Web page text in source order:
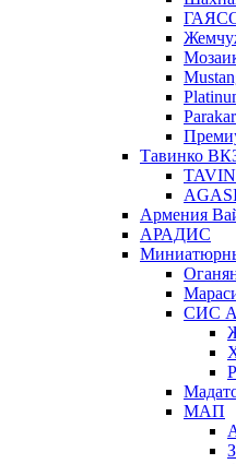
Parakar
Тавинко
Армения
АРАДИС
СИС
МАП